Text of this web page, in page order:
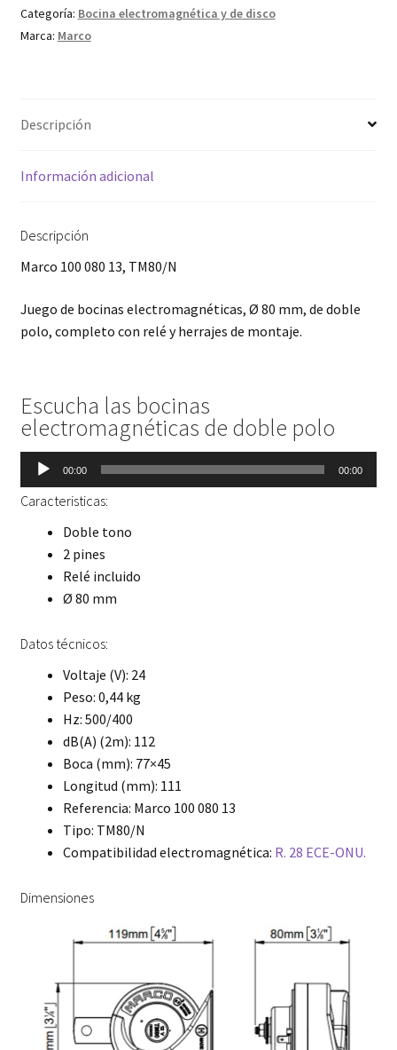
Categoría: Bocina electromagnética y de disco
Marca: Marco
Descripción
Información adicional
Descripción
Marco 100 080 13, TM80/N
Juego de bocinas electromagnéticas, Ø 80 mm, de doble
polo, completo con relé y herrajes de montaje.
Escucha las bocinas
electromagnéticas de doble polo
Reproductor
de
audio
00:00 00:00
Caracteristicas:
Doble tono
2 pines
Relé incluido
Ø 80 mm
Datos técnicos:
Voltaje (V): 24
Peso: 0,44 kg
Hz: 500/400
dB(A) (2m): 112
Boca (mm): 77×45
Longitud (mm): 111
Referencia: Marco 100 080 13
Tipo: TM80/N
Compatibilidad electromagnética: R. 28 ECE-ONU.
Dimensiones